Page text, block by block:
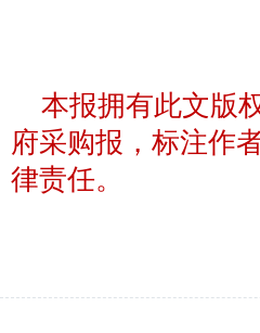
本报拥有此文版
府采购报，标注作
律责任。